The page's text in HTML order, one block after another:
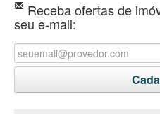
Receba ofertas de
seu e-mail: